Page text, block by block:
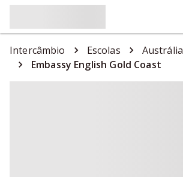
Intercâmbio Escolas Austrália
Embassy English Gold Coast